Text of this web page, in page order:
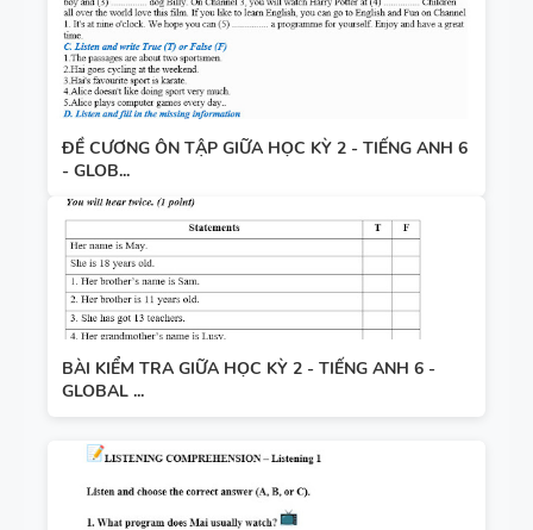
ĐỀ CƯƠNG ÔN TẬP GIỮA HỌC KỲ 2 - TIẾNG ANH 6
- GLOB...
BÀI KIỂM TRA GIỮA HỌC KỲ 2 - TIẾNG ANH 6 -
GLOBAL ...